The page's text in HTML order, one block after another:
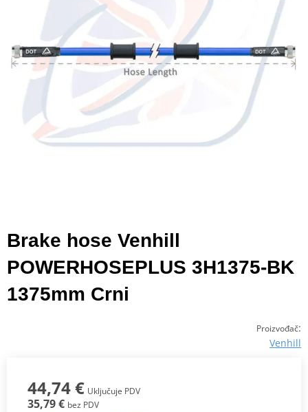
Brake hose Venhill
POWERHOSEPLUS 3H1375-BK
1375mm Crni
Proizvođač:
Venhill
44,74 € Uključuje PDV
35,79 € bez PDV